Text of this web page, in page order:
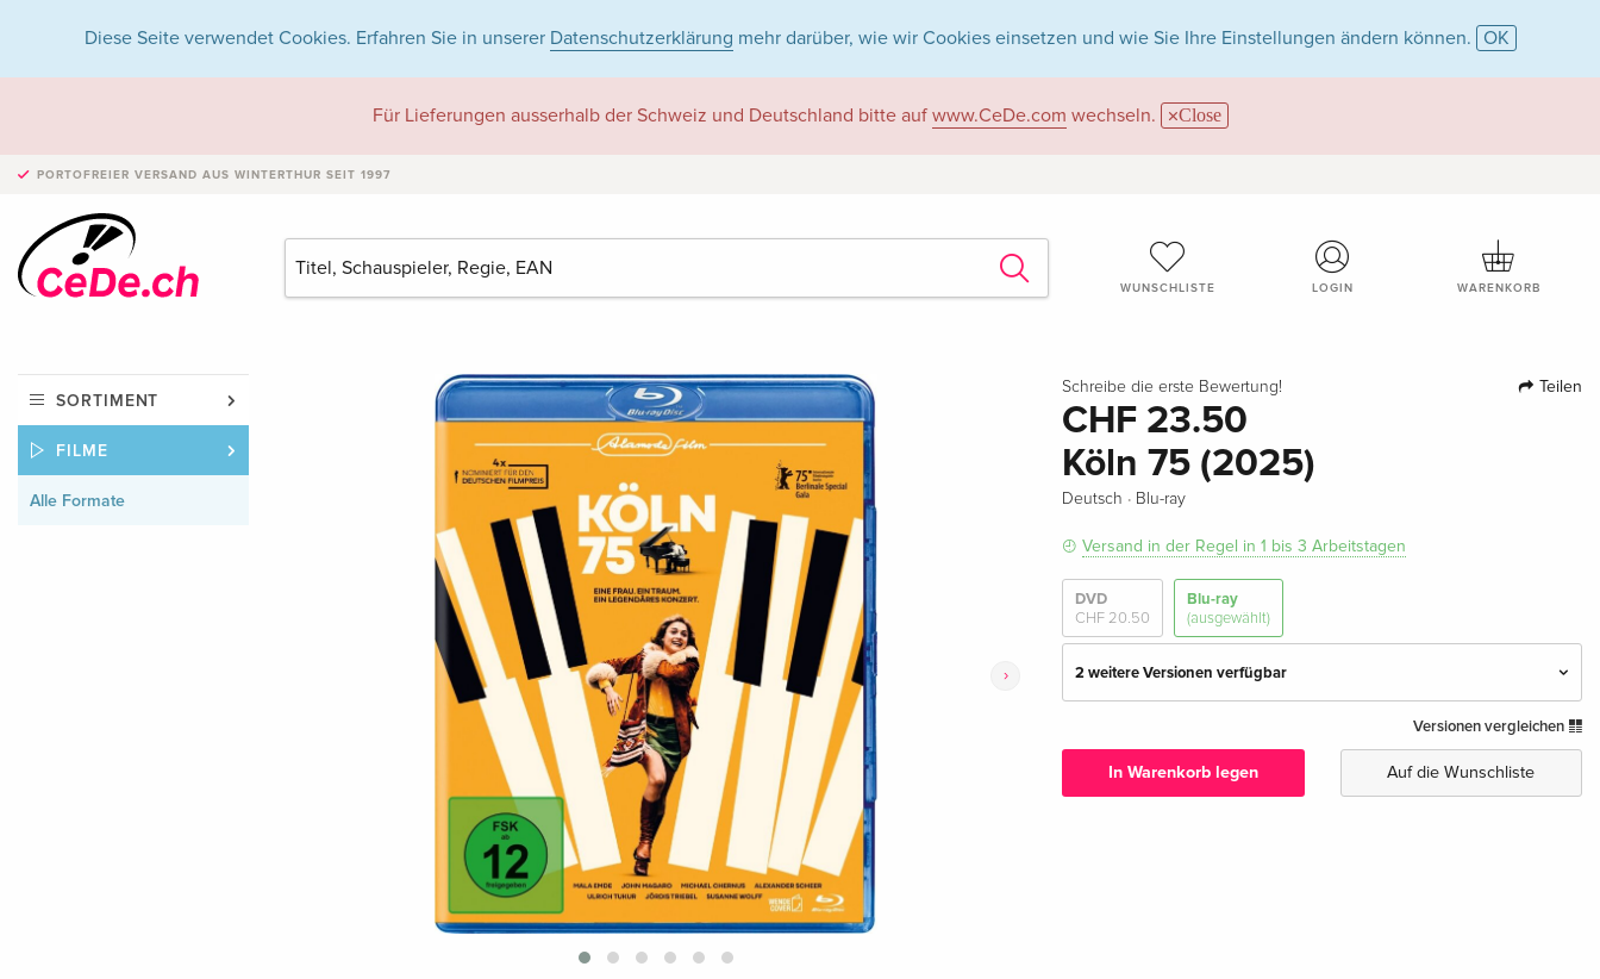
Diese Seite verwendet Cookies. Erfahren Sie in unserer Datenschutzerklärung mehr darüber, wie wir Cookies einsetzen und wie Sie Ihre Einstellungen ändern können. OK
Für Lieferungen ausserhalb der Schweiz und Deutschland bitte auf www.CeDe.com wechseln. Close
PORTOFREIER VERSAND AUS WINTERTHUR SEIT 1997
WUNSCHLISTE LOGIN WARENKORB
SORTIMENT
FILME
Alle Formate
›
Schreibe die erste Bewertung! Teilen
CHF 23.50
Köln 75 (2025)
Deutsch · Blu-ray
Versand in der Regel in 1 bis 3 Arbeitstagen
DVD
CHF 20.50
Blu-ray
(ausgewählt)
2 weitere Versionen verfügbar
Deutsch
CHF 23.50
Versionen vergleichen
In Warenkorb legen Auf die Wunschliste